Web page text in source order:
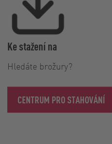
Ke stažení na
Hledáte brožury?
CENTRUM PRO STAHOVÁNÍ